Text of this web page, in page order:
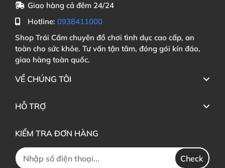
Giao hàng cả đêm 24/24
Hotline: 0938411000
Shop Trái Cấm chuyên đồ chơi tình dục cao cấp, an
toàn cho sức khỏe. Tư vấn tận tâm, đóng gói kín đáo,
giao hàng toàn quốc.
VỀ CHÚNG TÔI
HỖ TRỢ
KIỂM TRA ĐƠN HÀNG
Check